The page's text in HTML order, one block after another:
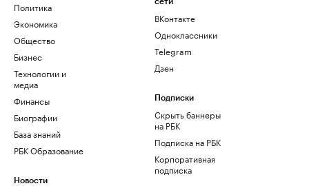
Политика
Экономика
Общество
Бизнес
Технологии и
медиа
Финансы
Биографии
База знаний
РБК Образование
Новости
ВКонтакте
Одноклассники
Telegram
Дзен
Подписки
Скрыть баннеры
на РБК
Подписка на РБК
Корпоративная
подписка